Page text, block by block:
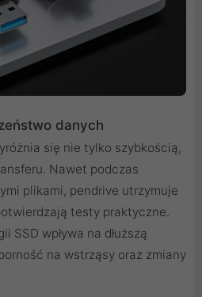
danych
się nie tylko szybkością,
Nawet podczas
plikami, pendrive utrzymuje
testy praktyczne.
SSD wpływa na dłuższą
na wstrząsy oraz zmiany